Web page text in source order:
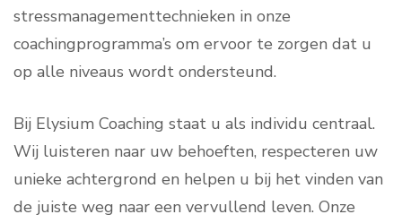
stressmanagementtechnieken in onze
coachingprogramma’s om ervoor te zorgen dat u
op alle niveaus wordt ondersteund.
Bij Elysium Coaching staat u als individu centraal.
Wij luisteren naar uw behoeften, respecteren uw
unieke achtergrond en helpen u bij het vinden van
de juiste weg naar een vervullend leven. Onze